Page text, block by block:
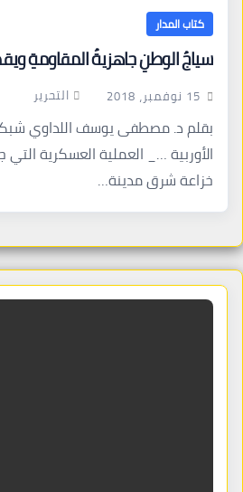
كتاب المدار
سياجُ الوطنِ جاهزيةُ المقاومةِ
15 نوفمبر، 2018 التحرير
بقلم د. مصطفى يوسف اللداوي شبكة
الأوربية …_ العملية العسكرية
خزاعة شرق مدينة…